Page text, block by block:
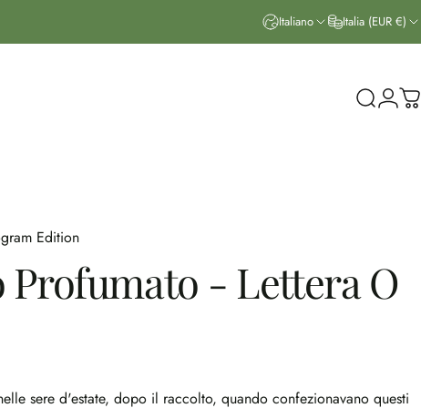
Italiano Italia (EUR €)
Cerca
Edition
Profumato - LetteraO
sere d'estate, dopo il raccolto, quando confezionavano questi